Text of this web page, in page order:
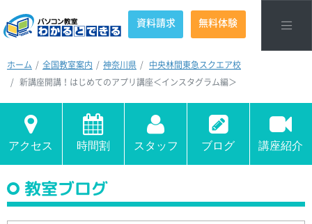
資料請求 無料体験
ホーム 全国教室案内 神奈川県
中央林間東急スクエア校
新講座開講！はじめてのアプリ講座＜インスタグラム編＞
アクセス 時間割 スタッフ ブログ 講座紹介
教室ブログ